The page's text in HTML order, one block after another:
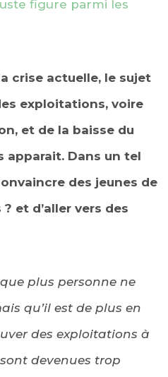
figure parmi les
crise actuelle, le sujet
exploitations, voire
et de la baisse du
apparait. Dans un tel
des jeunes de
et d’aller vers des
plus personne ne
qu’il est de plus en
des exploitations à
devenues trop